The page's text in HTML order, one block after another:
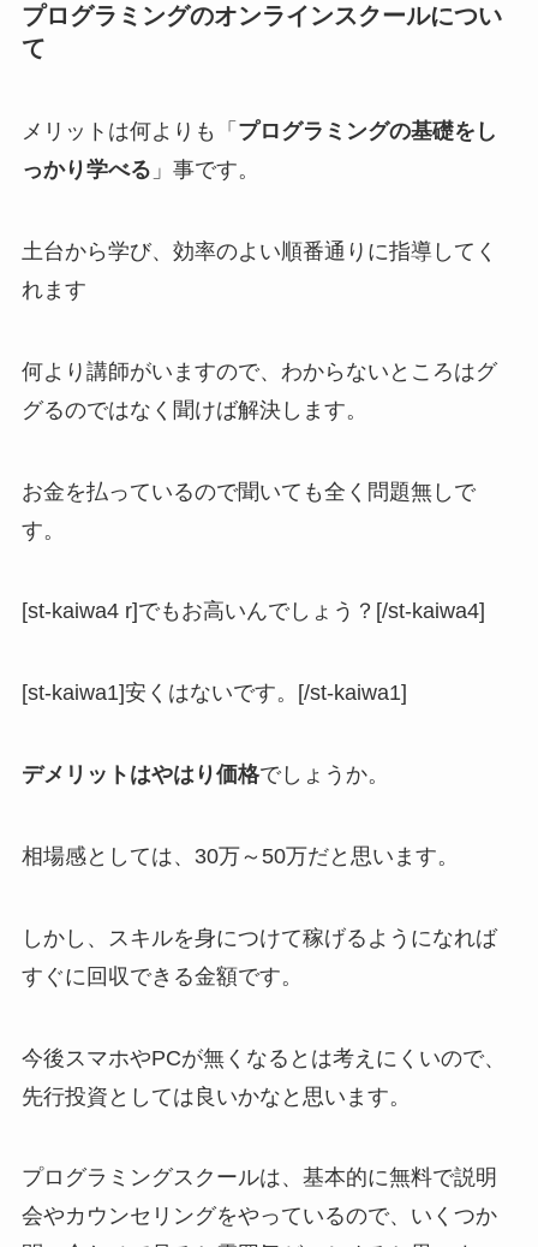
プログラミングのオンラインスクールについ
て
メリットは何よりも「 プログラミングの基礎をし
っかり学べる 」事です。
土台から学び、効率のよい順番通りに指導してく
れます
何より講師がいますので、わからないところはグ
グるのではなく聞けば解決します。
お金を払っているので聞いても全く問題無しで
す。
[st-kaiwa4 r]でもお高いんでしょう？[/st-kaiwa4]
[st-kaiwa1]安くはないです。[/st-kaiwa1]
デメリットはやはり価格でしょうか。
相場感としては、30万～50万だと思います。
しかし、スキルを身につけて稼げるようになれば
すぐに回収できる金額です。
今後スマホやPCが無くなるとは考えにくいので、
先行投資としては良いかなと思います。
プログラミングスクールは、基本的に無料で説明
会やカウンセリングをやっているので、いくつか